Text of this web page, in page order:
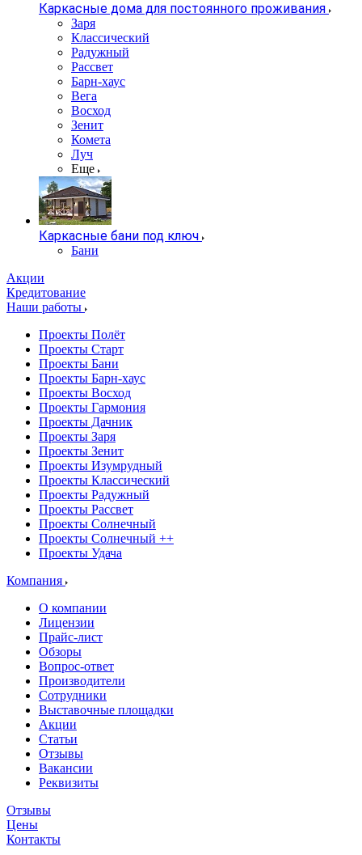
Каркасные дома для постоянного проживания
Заря
Классический
Радужный
Рассвет
Барн-хаус
Вега
Восход
Зенит
Комета
Луч
Еще
Каркасные бани под ключ
Бани
Акции
Кредитование
Наши работы
Проекты Полёт
Проекты Старт
Проекты Бани
Проекты Барн-хаус
Проекты Восход
Проекты Гармония
Проекты Дачник
Проекты Заря
Проекты Зенит
Проекты Изумрудный
Проекты Классический
Проекты Радужный
Проекты Рассвет
Проекты Солнечный
Проекты Солнечный ++
Проекты Удача
Компания
О компании
Лицензии
Прайс-лист
Обзоры
Вопрос-ответ
Производители
Сотрудники
Выставочные площадки
Акции
Статьи
Отзывы
Вакансии
Реквизиты
Отзывы
Цены
Контакты